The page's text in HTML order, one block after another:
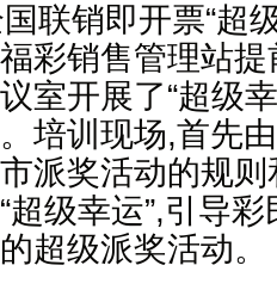
销即开票“超
彩销售管理站
室开展了“超级
培训现场,首先
派奖活动的规
超级幸运”,引导
超级派奖活动。